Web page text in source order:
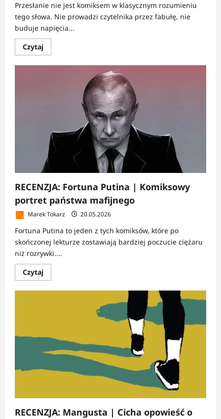
Przesłanie nie jest komiksem w klasycznym rozumieniu
tego słowa. Nie prowadzi czytelnika przez fabułę, nie
buduje napięcia...
CzytajDowiedz
się
o
RECENZJA: Fortuna Putina | Komiksowy
portret państwa mafijnego
Marek Tokarz 20.05.2026
Fortuna Putina to jeden z tych komiksów, które po
skończonej lekturze zostawiają bardziej poczucie ciężaru
niż rozrywki....
CzytajDowiedz
się
o
państwa
mafijnego
RECENZJA: Mangusta | Cicha opowieść o